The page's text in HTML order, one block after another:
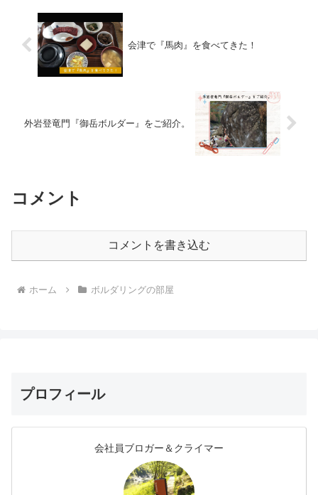
会津で『馬肉』を食べてきた！
外岩登竜門『御岳ボルダー』をご紹介。
コメント
コメントを書き込む
ホーム ボルダリングの部屋
プロフィール
会社員ブロガー＆クライマー